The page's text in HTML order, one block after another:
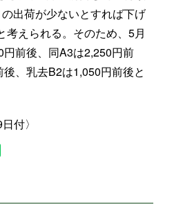
出荷が少ないとすれば下げ
考えられる。そのため、5月
前後、同A3は2,250円前
、乳去B2は1,050円前後と
付〉